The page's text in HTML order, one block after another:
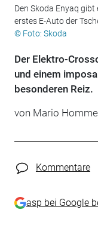
Den Skoda Enyaq
erstes E-Auto der
© Foto: Skoda
Der Elektro-
und einem
besonderen Reiz.
von Mario
Kommentare
asp bei Google